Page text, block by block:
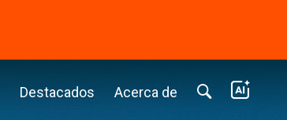
Destacados Acerca de